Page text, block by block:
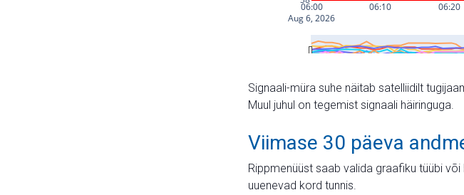
Signaali-müra suhe näitab satelliidilt
Muul juhul on tegemist signaali häiringuga.
Viimase 30 päeva
Rippmenüüst saab valida graafiku tüübi
uuenevad kord tunnis.